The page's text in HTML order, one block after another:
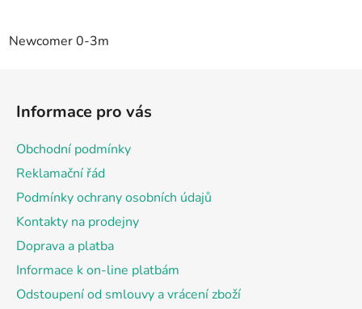
Newcomer 0-3m
Informace pro vás
Obchodní podmínky
Reklamační řád
Podmínky ochrany osobních údajů
Kontakty na prodejny
Doprava a platba
Informace k on-line platbám
Odstoupení od smlouvy a vrácení zboží